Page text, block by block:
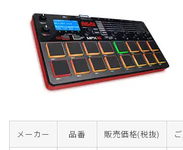
メーカー 品番 販売価格(税抜)